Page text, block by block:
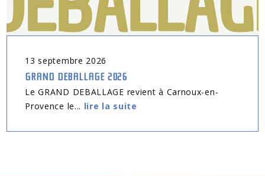
13 septembre 2026
GRAND DEBALLAGE 2026
Le GRAND DEBALLAGE revient à Carnoux-en-
Provence le... lire la suite